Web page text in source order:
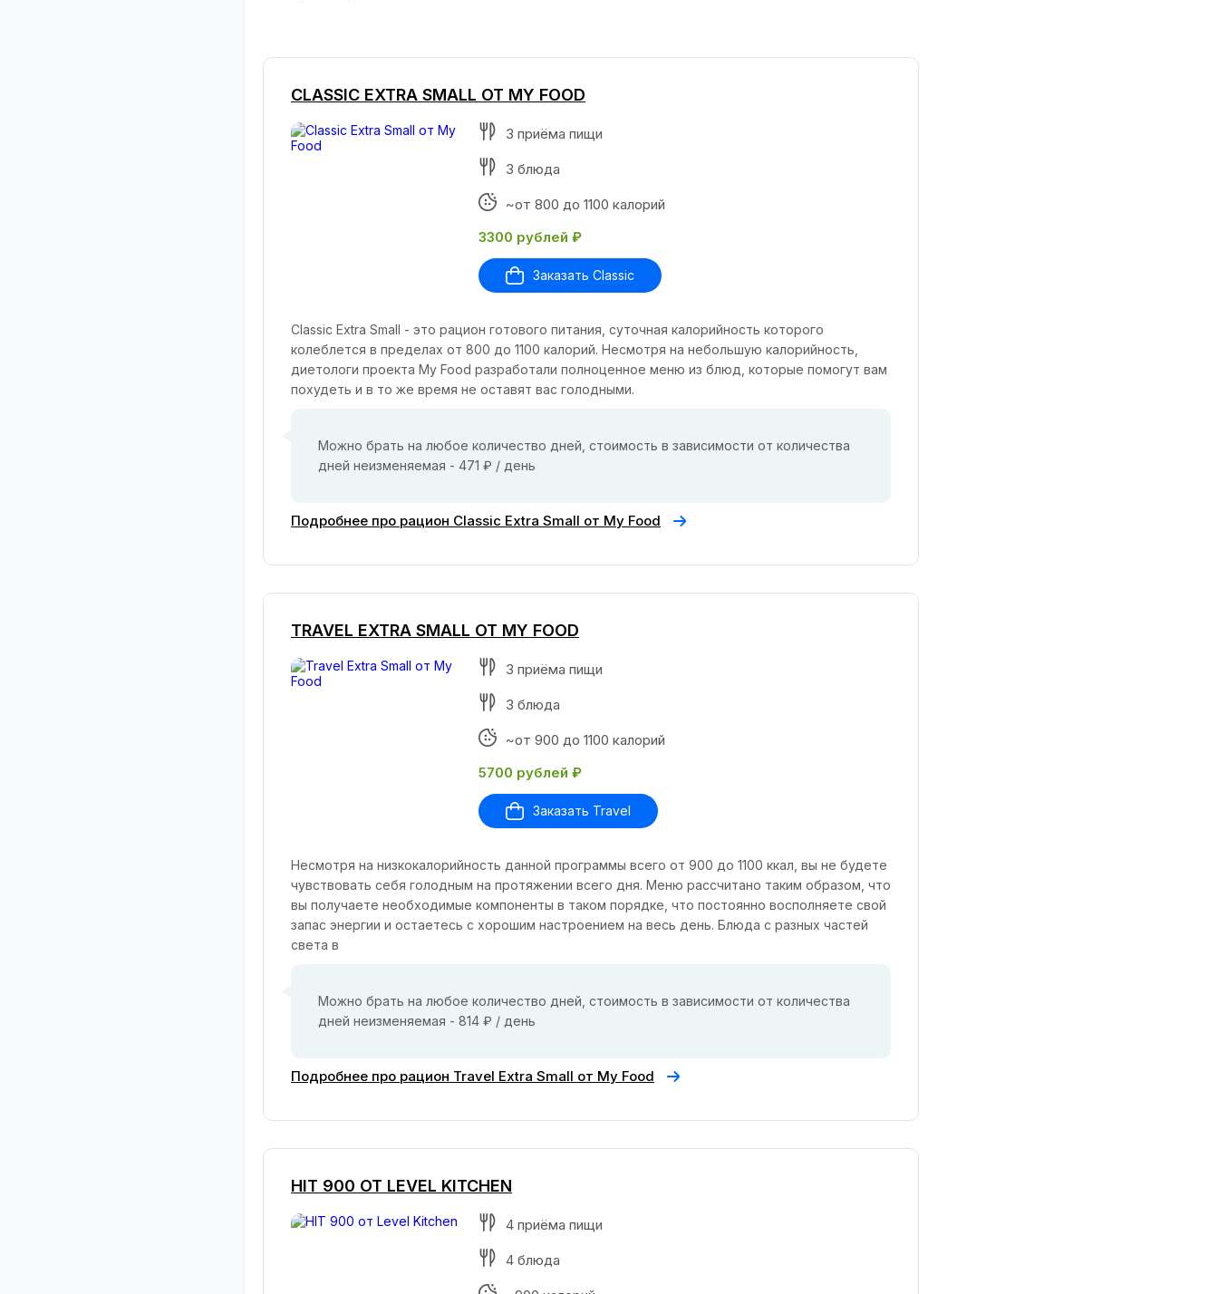
CLASSIC EXTRA SMALL ОТ MY FOOD
3 приёма пищи
3 блюда
~от 800 до 1100 калорий
3300 рублей ₽
Заказать Classic
Classic Extra Small - это рацион готового питания, суточная калорийность которого
колеблется в пределах от 800 до 1100 калорий. Несмотря на небольшую калорийность,
диетологи проекта My Food разработали полноценное меню из блюд, которые помогут вам
похудеть и в то же время не оставят вас голодными.
Можно брать на любое количество дней, стоимость в зависимости от количества
дней неизменяемая - 471 ₽ / день
Подробнее про рацион Classic Extra Small от My Food
TRAVEL EXTRA SMALL ОТ MY FOOD
3 приёма пищи
3 блюда
~от 900 до 1100 калорий
5700 рублей ₽
Заказать Travel
Несмотря на низкокалорийность данной программы всего от 900 до 1100 ккал, вы не будете
чувствовать себя голодным на протяжении всего дня. Меню рассчитано таким образом, что
вы получаете необходимые компоненты в таком порядке, что постоянно восполняете свой
запас энергии и остаетесь с хорошим настроением на весь день. Блюда с разных частей
света в
Можно брать на любое количество дней, стоимость в зависимости от количества
дней неизменяемая - 814 ₽ / день
Подробнее про рацион Travel Extra Small от My Food
HIT 900 ОТ LEVEL KITCHEN
4 приёма пищи
4 блюда